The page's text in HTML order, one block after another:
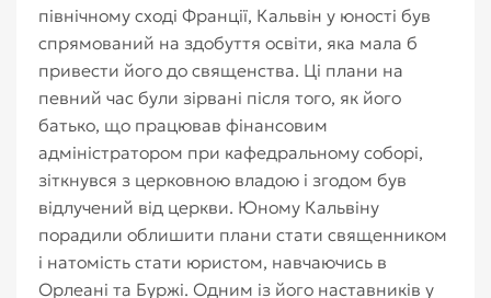
північному сході Франції, Кальвін у юності був
спрямований на здобуття освіти, яка мала б
привести його до священства. Ці плани на
певний час були зірвані після того, як його
батько, що працював фінансовим
адміністратором при кафедральному соборі,
зіткнувся з церковною владою і згодом був
відлучений від церкви. Юному Кальвіну
порадили облишити плани стати священником
і натомість стати юристом, навчаючись в
Орлеані та Буржі. Одним із його наставників у